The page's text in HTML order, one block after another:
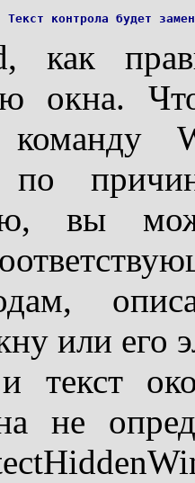
как
окна.
команду
вы
или его
текст
не